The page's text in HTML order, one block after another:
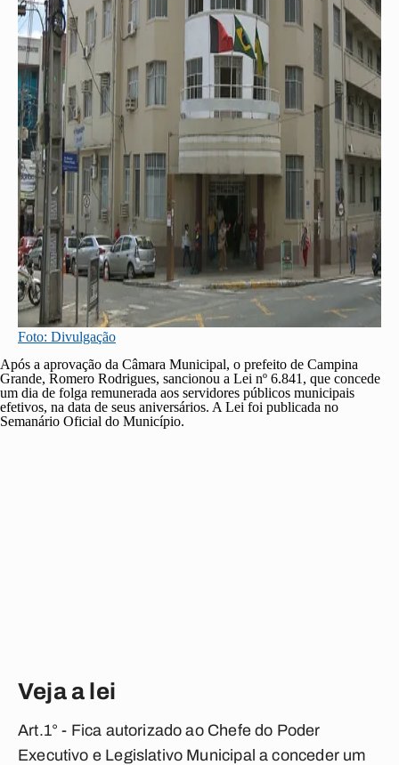
Foto: Divulgação
Após a aprovação da Câmara Municipal, o prefeito de Campina
Grande, Romero Rodrigues, sancionou a Lei nº 6.841, que concede
um dia de folga remunerada aos servidores públicos municipais
efetivos, na data de seus aniversários. A Lei foi publicada no
Semanário Oficial do Município.
Veja a lei
Art.1° - Fica autorizado ao Chefe do Poder
Executivo e Legislativo Municipal a conceder um